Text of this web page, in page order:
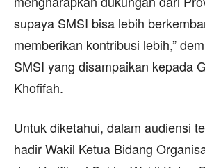
supaya SMSI bisa lebih
memberikan kontribusi lebih,”
SMSI yang disampaikan kepada
Khofifah.
Untuk diketahui, dalam audiensi
hadir Wakil Ketua Bidang